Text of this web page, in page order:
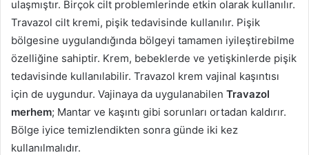
ulaşmıştır. Birçok cilt problemlerinde etkin olarak kullanılır.
Travazol cilt kremi, pişik tedavisinde kullanılır. Pişik
bölgesine uygulandığında bölgeyi tamamen iyileştirebilme
özelliğine sahiptir. Krem, bebeklerde ve yetişkinlerde pişik
tedavisinde kullanılabilir. Travazol krem ​​vajinal kaşıntısı
için de uygundur. Vajinaya da uygulanabilen Travazol
merhem; Mantar ve kaşıntı gibi sorunları ortadan kaldırır.
Bölge iyice temizlendikten sonra günde iki kez
kullanılmalıdır.